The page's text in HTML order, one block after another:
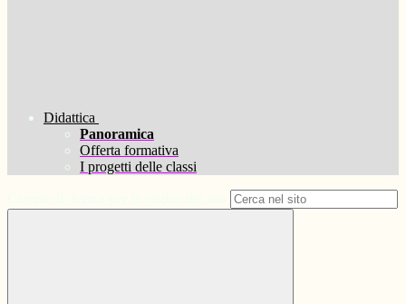
Didattica
Panoramica
Offerta formativa
I progetti delle classi